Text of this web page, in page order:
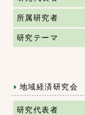
所属研究者
研究テーマ
地域経済研究会
研究代表者